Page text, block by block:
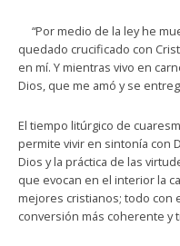
“Por medio de la ley he
quedado crucificado con
en mí. Y mientras vivo en
Dios, que me amó y se
El tiempo litúrgico de
permite vivir en sintonía con
Dios y la práctica de las
que evocan en el interior la
mejores cristianos; todo con
conversión más coherente y